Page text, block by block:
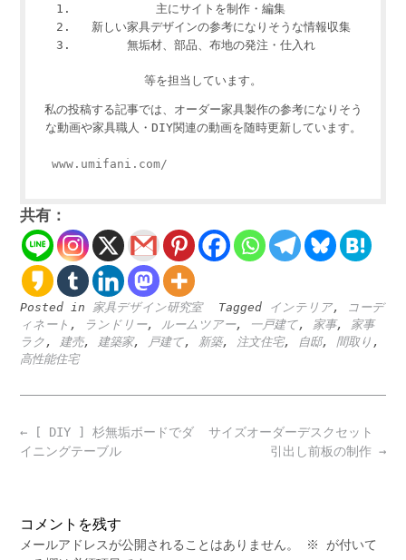
主にサイトを制作・編集
新しい家具デザインの参考になりそうな情報収集
無垢材、部品、布地の発注・仕入れ
等を担当しています。
私の投稿する記事では、オーダー家具製作の参考になりそう
な動画や家具職人・DIY関連の動画を随時更新しています。
www.umifani.com/
共有：
Posted in 家具デザイン研究室 Tagged インテリア,
コーデ
ィネート , ランドリー, ルームツアー, 一戸建て, 家事, 家事
ラク , 建売, 建築家, 戸建て, 新築, 注文住宅, 自邸, 間取り ,
高性能住宅
Post
navigation
サイズオーダーデスクセット
引出し前板の制作 →
← [ DIY ] 杉無垢ボードでダ
イニングテーブル
コメントを残す
メールアドレスが公開されることはありません。 ※
が付いて